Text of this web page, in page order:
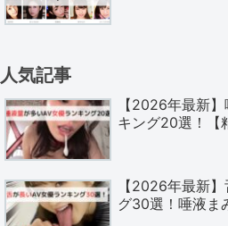
人気記事
【2026年最新
キング20選！【
【2026年最新
グ30選！唾液ま